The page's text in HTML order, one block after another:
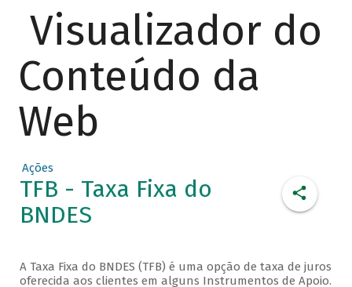
Visualizador do
Conteúdo da
Web
Ações
TFB - Taxa Fixa do
BNDES
A Taxa Fixa do BNDES (TFB) é uma opção de taxa de juros
oferecida aos clientes em alguns Instrumentos de Apoio.